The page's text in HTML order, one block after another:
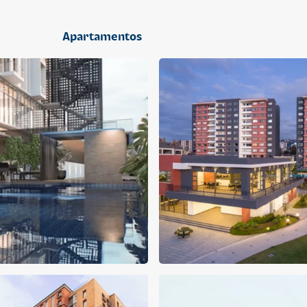
Apartamentos
APARTAMENTO
Q 1,400,000
Cuotas desde Q 9,019*
CENTRICO MADRID
CENTRICO
2 dormitorios 1 baño 2 parqueos
APARTAMENTO
Q 1,300,000
Cuotas desde Q 8,374*
CENTRICO MADRID 2
CENTRICO
2 dormitorios 1 baño 1 parqueo